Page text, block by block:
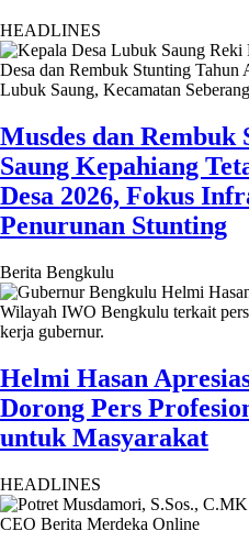
HEADLINES
Musdes dan Rembuk
Saung Kepahiang
Desa 2026, Fokus
Penurunan Stunting
Berita Bengkulu
Helmi Hasan
Dorong Pers
untuk Masyarakat
HEADLINES